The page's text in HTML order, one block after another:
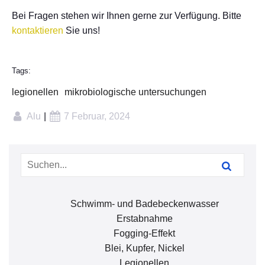
Bei Fragen stehen wir Ihnen gerne zur Verfügung. Bitte
kontaktieren Sie uns!
Tags:
legionellen mikrobiologische untersuchungen
Alu 7 Februar, 2024
Schwimm- und Badebeckenwasser
Erstabnahme
Fogging-Effekt
Blei, Kupfer, Nickel